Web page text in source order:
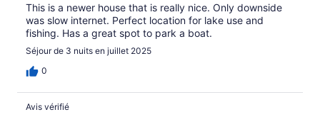
This is a newer house that is really nice. Only downside
was slow internet. Perfect location for lake use and
fishing. Has a great spot to park a boat.
Séjour de 3 nuits en juillet 2025
0
Avis vérifié